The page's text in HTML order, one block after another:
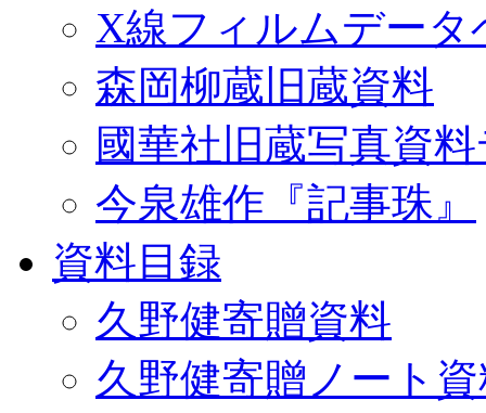
X線フィルムデータ
森岡柳蔵旧蔵資料
國華社旧蔵写真資
今泉雄作『記事珠』
資料目録
久野健寄贈資料
久野健寄贈ノート